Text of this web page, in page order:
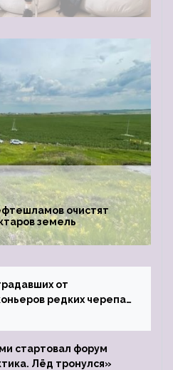
очистят
земель
от
редких черепах
стартовал форум
Лёд тронулся»